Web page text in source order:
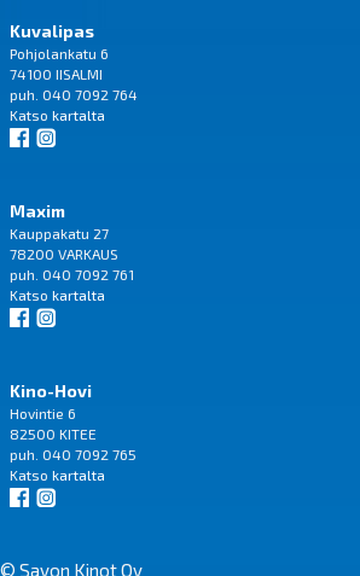
Kuvalipas
Pohjolankatu 6
74100 IISALMI
puh. 040 7092 764
Katso kartalta
Maxim
Kauppakatu 27
78200 VARKAUS
puh. 040 7092 761
Katso kartalta
Kino-Hovi
Hovintie 6
82500 KITEE
puh. 040 7092 765
Katso kartalta
© Savon Kinot Oy